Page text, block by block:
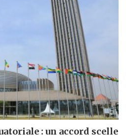
: un accord scelle